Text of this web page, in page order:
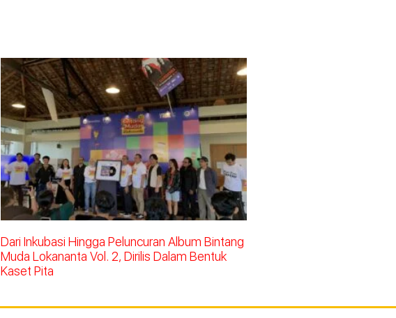
Dari Inkubasi Hingga Peluncuran Album Bintang
Muda Lokananta Vol. 2, Dirilis Dalam Bentuk
Kaset Pita